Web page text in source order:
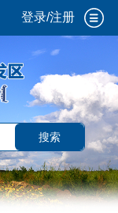
登录/注册
搜索